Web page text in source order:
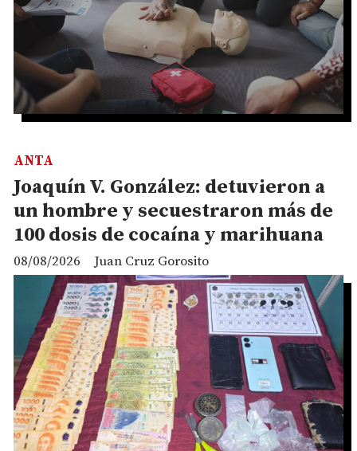
Joaquín V. González: detuvieron a
un hombre y secuestraron más de
100 dosis de cocaína y marihuana
Juan Cruz Gorosito
ANTA
08/08/2026